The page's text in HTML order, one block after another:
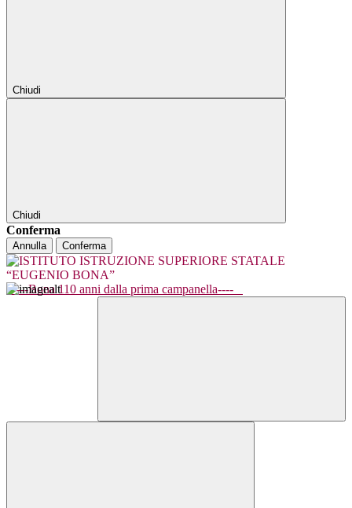
Chiudi
Chiudi
Conferma
Annulla Conferma
----Bona 110 anni dalla prima campanella----